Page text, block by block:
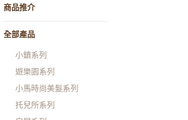
商品推介
全部產品
小鎮系列
遊樂園系列
小馬時尚美髮系列
托兒所系列